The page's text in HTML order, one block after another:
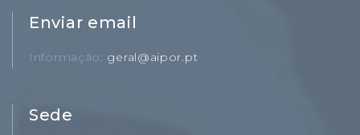
Enviar email
Informação geral@aipor.pt
Sede